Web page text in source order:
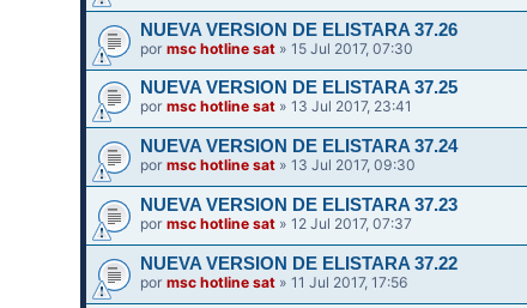
NUEVA VERSION DE ELISTARA 37.26
pormsc hotline sat » 15 Jul 2017, 07:30
NUEVA VERSION DE ELISTARA 37.25
pormsc hotline sat » 13 Jul 2017, 23:41
NUEVA VERSION DE ELISTARA 37.24
pormsc hotline sat » 13 Jul 2017, 09:30
NUEVA VERSION DE ELISTARA 37.23
pormsc hotline sat » 12 Jul 2017, 07:37
NUEVA VERSION DE ELISTARA 37.22
pormsc hotline sat » 11 Jul 2017, 17:56